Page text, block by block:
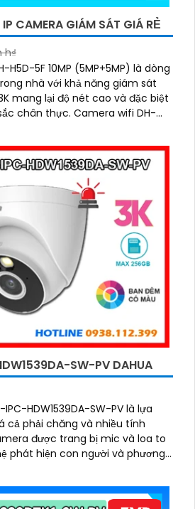
CAMERA GIÁM SÁT GIÁ RẺ
h₫
H5D-5F 10MP (5MP+5MP) là dòng
nhà với khả năng giám sát
mang lại độ nét cao và đặc biệt
chân thực. Camera wifi DH-
và thú cưng với độ chính xác cao
SW-PV DAHUA
HDW1539DA-SW-PV là lựa
cả phải chăng và nhiều tính
phát hiện con người và phương